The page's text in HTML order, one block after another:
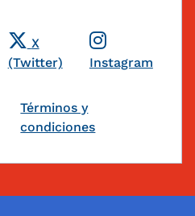
X
(Twitter)
Instagram
Términos y
condiciones